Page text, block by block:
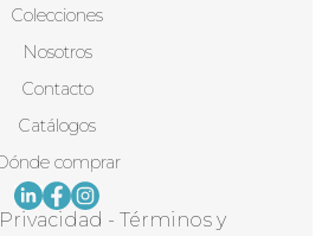
Colecciones
Nosotros
Contacto
Catálogos
comprar
- Términos y